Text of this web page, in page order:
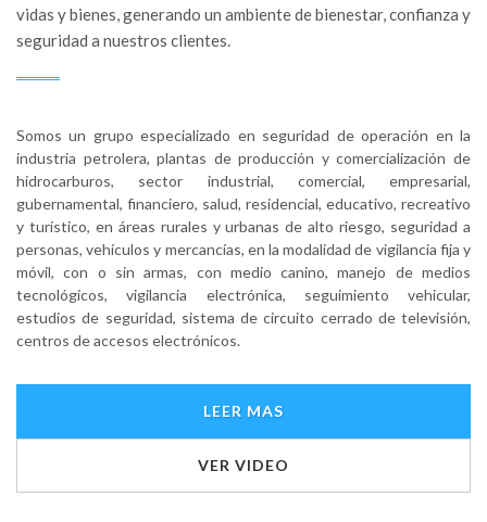
vidas y bienes, generando un ambiente de bienestar, confianza y
seguridad a nuestros clientes.
Somos un grupo especializado en seguridad de operación en la
industria petrolera, plantas de producción y comercialización de
hidrocarburos, sector industrial, comercial, empresarial,
gubernamental, financiero, salud, residencial, educativo, recreativo
y turístico, en áreas rurales y urbanas de alto riesgo, seguridad a
personas, vehículos y mercancías, en la modalidad de vigilancia fija y
móvil, con o sin armas, con medio canino, manejo de medios
tecnológicos, vigilancia electrónica, seguimiento vehicular,
estudios de seguridad, sistema de circuito cerrado de televisión,
centros de accesos electrónicos.
LEER MAS
VER VIDEO